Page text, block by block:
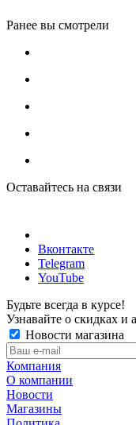
Ранее вы смотрели
Оставайтесь на связи
Вконтакте
Telegram
YouTube
Будьте всегда в курсе!
Узнавайте о скидках и
Новости магазина
Компания
О компании
Новости
Магазины